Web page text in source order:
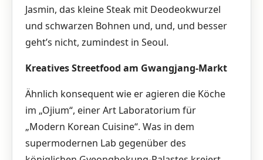
Jasmin, das kleine Steak mit Deodeokwurzel
und schwarzen Bohnen und, und, und besser
geht’s nicht, zumindest in Seoul.
Kreatives Streetfood am Gwangjang-Markt
Ähnlich konsequent wie er agieren die Köche
im „Ojium“, einer Art Laboratorium für
„Modern Korean Cuisine“. Was in dem
supermodernen Lab gegenüber des